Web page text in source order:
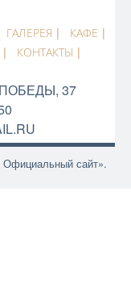
ГАЛЕРЕЯ
КАФЕ
КОНТАКТЫ
37
сайт».